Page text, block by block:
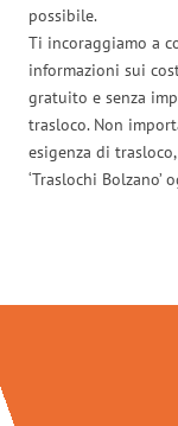
possibile.
Ti incoraggiamo a
informazioni sui
gratuito e senza
trasloco. Non
esigenza di
‘Traslochi